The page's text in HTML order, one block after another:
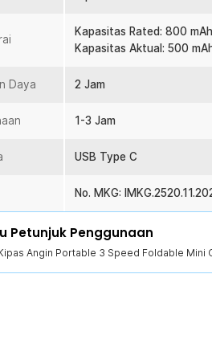
dan Mudah Dibawa
ringan membuat kipas portable ini
kompak juga memudahkan
ABS berkualitas yang ringan
Cocok digunakan untuk berbagai
Produk
dapatkan untuk pembelian produk ini:
Angin Portable 3 Speed Foldable Mini
Type C
Kapasitas Rated: 800 mAh
Kapasitas Aktual: 500
Daya 2 Jam
1-3 Jam
USB Type C
No. MKG:
Petunjuk Penggunaan
Angin Portable 3 Speed Foldable Mini